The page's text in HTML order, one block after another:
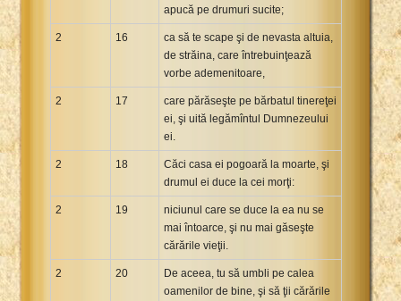
apucă pe drumuri sucite;
2 16
ca să te scape şi de nevasta altuia,
de străina, care întrebuinţează
vorbe ademenitoare,
2 17
care părăseşte pe bărbatul tinereţei
ei, şi uită legămîntul Dumnezeului
ei.
2 18
Căci casa ei pogoară la moarte, şi
drumul ei duce la cei morţi:
2 19
niciunul care se duce la ea nu se
mai întoarce, şi nu mai găseşte
cărările vieţii.
2 20
De aceea, tu să umbli pe calea
oamenilor de bine, şi să ţii cărările